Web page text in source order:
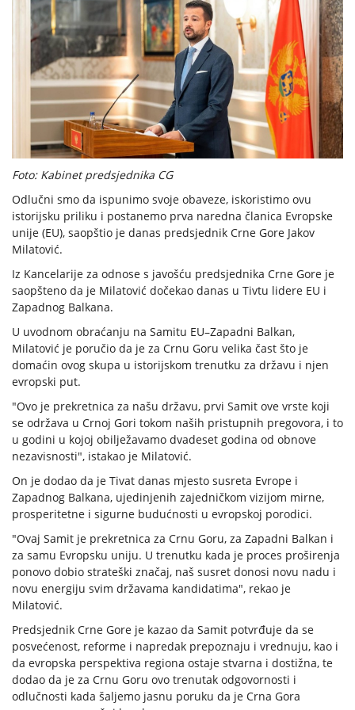
Foto: Kabinet predsjednika CG
Odlučni smo da ispunimo svoje obaveze, iskoristimo ovu
istorijsku priliku i postanemo prva naredna članica Evropske
unije (EU), saopštio je danas predsjednik Crne Gore Jakov
Milatović.
Iz Kancelarije za odnose s javošću predsjednika Crne Gore je
saopšteno da je Milatović dočekao danas u Tivtu lidere EU i
Zapadnog Balkana.
U uvodnom obraćanju na Samitu EU–Zapadni Balkan,
Milatović je poručio da je za Crnu Goru velika čast što je
domaćin ovog skupa u istorijskom trenutku za državu i njen
evropski put.
"Ovo je prekretnica za našu državu, prvi Samit ove vrste koji
se održava u Crnoj Gori tokom naših pristupnih pregovora, i to
u godini u kojoj obilježavamo dvadeset godina od obnove
nezavisnosti", istakao je Milatović.
On je dodao da je Tivat danas mjesto susreta Evrope i
Zapadnog Balkana, ujedinjenih zajedničkom vizijom mirne,
prosperitetne i sigurne budućnosti u evropskoj porodici.
"Ovaj Samit je prekretnica za Crnu Goru, za Zapadni Balkan i
za samu Evropsku uniju. U trenutku kada je proces proširenja
ponovo dobio strateški značaj, naš susret donosi novu nadu i
novu energiju svim državama kandidatima", rekao je
Milatović.
Predsjednik Crne Gore je kazao da Samit potvrđuje da se
posvećenost, reforme i napredak prepoznaju i vrednuju, kao i
da evropska perspektiva regiona ostaje stvarna i dostižna, te
dodao da je za Crnu Goru ovo trenutak odgovornosti i
odlučnosti kada šaljemo jasnu poruku da je Crna Gora